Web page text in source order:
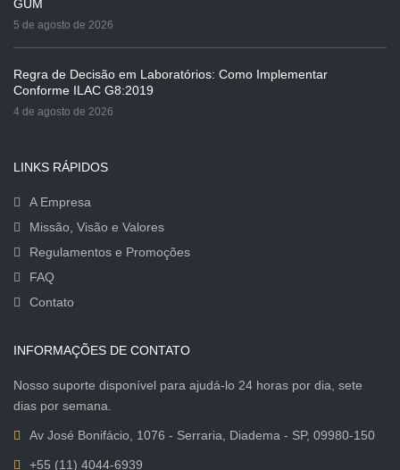
GUM
5 de agosto de 2026
Regra de Decisão em Laboratórios: Como Implementar
Conforme ILAC G8:2019
4 de agosto de 2026
LINKS RÁPIDOS
A Empresa
Missão, Visão e Valores
Regulamentos e Promoções
FAQ
Contato
INFORMAÇÕES DE CONTATO
Nosso suporte disponível para ajudá-lo 24 horas por dia, sete
dias por semana.
Av José Bonifácio, 1076 - Serraria, Diadema - SP, 09980-150
+55 (11) 4044-6939